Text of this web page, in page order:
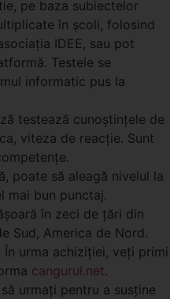
pe baza subiectelor
în școli, folosind
IDEE, sau pot
Testele se
informatic pus la
testează cunoștințele de
viteza de reacție. Sunt
poate să aleagă nivelul la
mai bun punctaj.
în zeci de țări din
Sud, America de Nord.
urma achiziției, veți primi
cangurul.net.
urmați pentru a susține